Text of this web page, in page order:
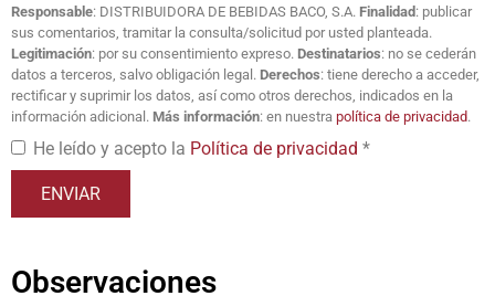
Responsable: DISTRIBUIDORA DE BEBIDAS BACO, S.A. Finalidad: publicar
sus comentarios, tramitar la consulta/solicitud por usted planteada.
Legitimación: por su consentimiento expreso. Destinatarios: no se cederán
datos a terceros, salvo obligación legal. Derechos: tiene derecho a acceder,
rectificar y suprimir los datos, así como otros derechos, indicados en la
información adicional. Más información: en nuestra política de privacidad.
He leído y acepto la Política de privacidad *
Observaciones